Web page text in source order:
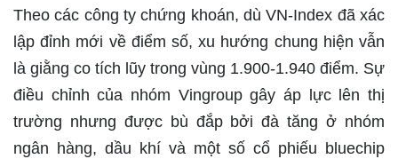
Theo các công ty chứng khoán, dù VN-Index đã xác
lập đỉnh mới về điểm số, xu hướng chung hiện vẫn
là giằng co tích lũy trong vùng 1.900-1.940 điểm. Sự
điều chỉnh của nhóm Vingroup gây áp lực lên thị
trường nhưng được bù đắp bởi đà tăng ở nhóm
ngân hàng, dầu khí và một số cổ phiếu bluechip